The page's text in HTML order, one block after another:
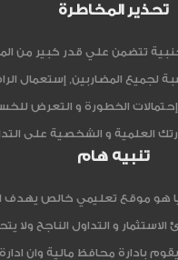
تحذير المخاطرة
تتضمن علي قدر كبير من
لجميع المضاربين, إستعمال
إحتمالات الخطورة و التعرض
العلمية و الشخصية على
تنبيه هام
هو موقع تعليمي خالص يهدف
الاستثمار و التداول الناجح ولا
بادارة محافظ مالية وان